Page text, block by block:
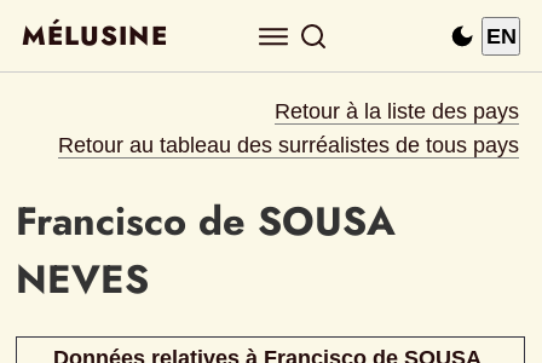
MÉLUSINE EN
Retour à la liste des pays
Retour au tableau des surréalistes de tous pays
Francisco de SOUSA
NEVES